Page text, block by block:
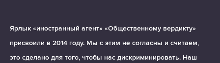
Ярлык «иностранный агент» «Общественному вердикту»
присвоили в 2014 году. Мы с этим не согласны и считаем,
это сделано для того, чтобы нас дискриминировать. Наш